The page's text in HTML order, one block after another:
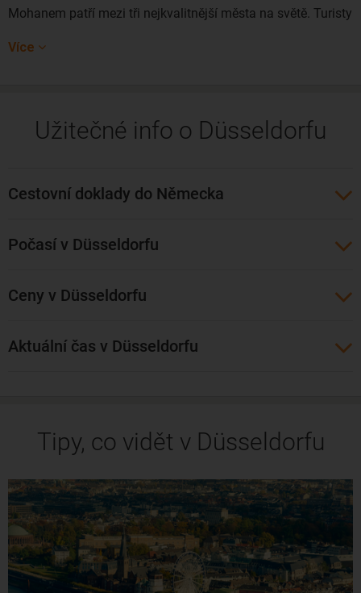
Mohanem patří mezi tři nejkvalitnější města na světě. Turisty
vyhraďte čas a navštivte muzea a galerie světových jmen,
Levné letenky do Düsseldorfu můžete rezervovat zejména z
společnostiAustrian Airlines
Více
Užitečné info o Düsseldorfu
Cestovní doklady do Německa
Počasí v Düsseldorfu
Ceny v Düsseldorfu
Aktuální čas v Düsseldorfu
Tipy, co vidět v Düsseldorfu